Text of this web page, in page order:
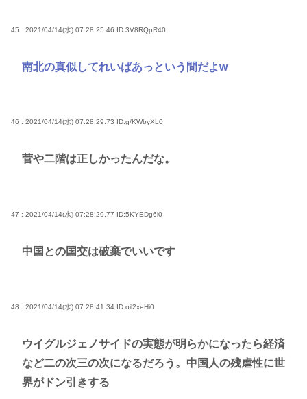
45 : 2021/04/14(水) 07:28:25.46 ID:3V8RQpR40
南北の真似してれいばあっという間だよw
46 : 2021/04/14(水) 07:28:29.73 ID:g/KWbyXL0
菅や二階は正しかったんだな。
47 : 2021/04/14(水) 07:28:29.77 ID:5KYEDg6l0
中国との国交は破棄でいいです
48 : 2021/04/14(水) 07:28:41.34 ID:oil2xeHi0
ウイグルジェノサイドの実態が明らかになったら経済
など二の次三の次になるだろう。中国人の残虐性に世
界がドン引きする